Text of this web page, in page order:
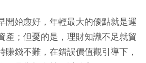
開始愈好，年輕最大的優點就是運
產；但憂的是，理財知識不足就貿
賺錢不難，在錯誤價值觀引導下，